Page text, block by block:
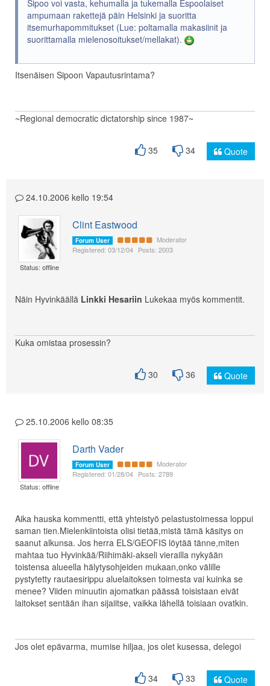
Sipoo voi vasta, kehumalla ja tukemalla Espoolaiset
ampumaan rakettejä päin Helsinki ja suoritta
itsemurhapommitukset (Lue: poltamalla makasiinit ja
suorittamalla mielenosoitukset/mellakat).
Itsenäisen Sipoon Vapautusrintama?
~Regional democratic dictatorship since 1987~
35 34 Quote
24.10.2006 kello 19:54
Status: offline
Clint Eastwood
Forum User
Moderator
Registered: 03/12/04 Posts: 2003
Näin Hyvinkäällä Linkki Hesariin Lukekaa myös kommentit.
Kuka omistaa prosessin?
30 36 Quote
25.10.2006 kello 08:35
Status: offline
Darth Vader
Forum User
Moderator
Registered: 01/28/04 Posts: 2789
Aika hauska kommentti, että yhteistyö pelastustoimessa loppui
saman tien.Mielenkiintoista olisi tietää,mistä tämä käsitys on
saanut alkunsa. Jos herra ELS/GEOFIS löytää tänne,miten
mahtaa tuo Hyvinkää/Riihimäki-akseli vierailla nykyään
toistensa alueella hälytysohjeiden mukaan,onko välille
pystytetty rautaesirippu aluelaitoksen toimesta vai kuinka se
menee? Viiden minuutin ajomatkan päässä toisistaan eivät
laitokset sentään ihan sijaiitse, vaikka lähellä toisiaan ovatkin.
Jos olet epävarma, mumise hiljaa, jos olet kusessa, delegoi
34 33 Quote